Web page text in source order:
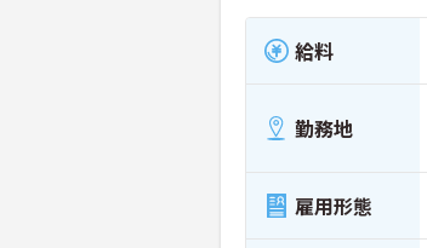
給料
勤務地
雇用形態